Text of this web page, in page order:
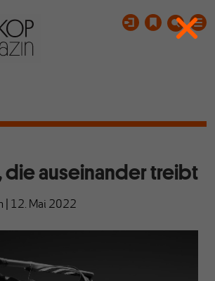
die auseinander treibt
12. Mai 2022